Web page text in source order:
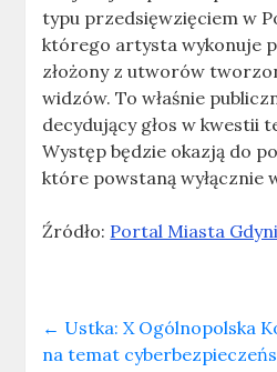
typu przedsięwzięciem w
którego artysta wykonuje
złożony z utworów
widzów. To właśnie
decydujący głos w kwestii
Występ będzie okazją do
które powstaną wyłącznie
Źródło: Portal Miasta
← Ustka: X Ogólnopolska
na temat